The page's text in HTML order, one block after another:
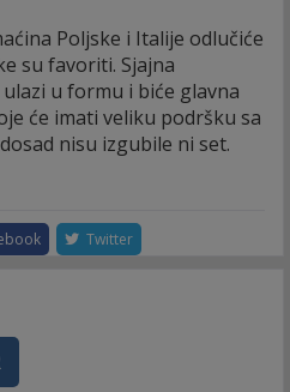
Poljske i Italije odlučiće
su favoriti. Sjajna
u formu i biće glavna
će imati veliku podršku sa
nisu izgubile ni set.
Twitter